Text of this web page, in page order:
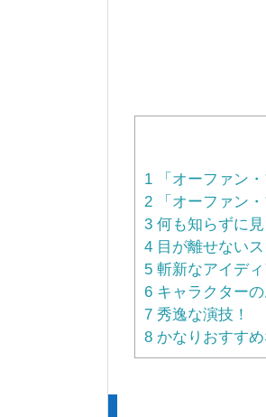
1 「オーファン
2 「オーファン
3 何も知らずに
4 目が離せない
5 斬新なアイデ
6 キャラクター
7 秀逸な演技！
8 かなりおすす